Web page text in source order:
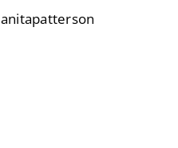
anitapatterson